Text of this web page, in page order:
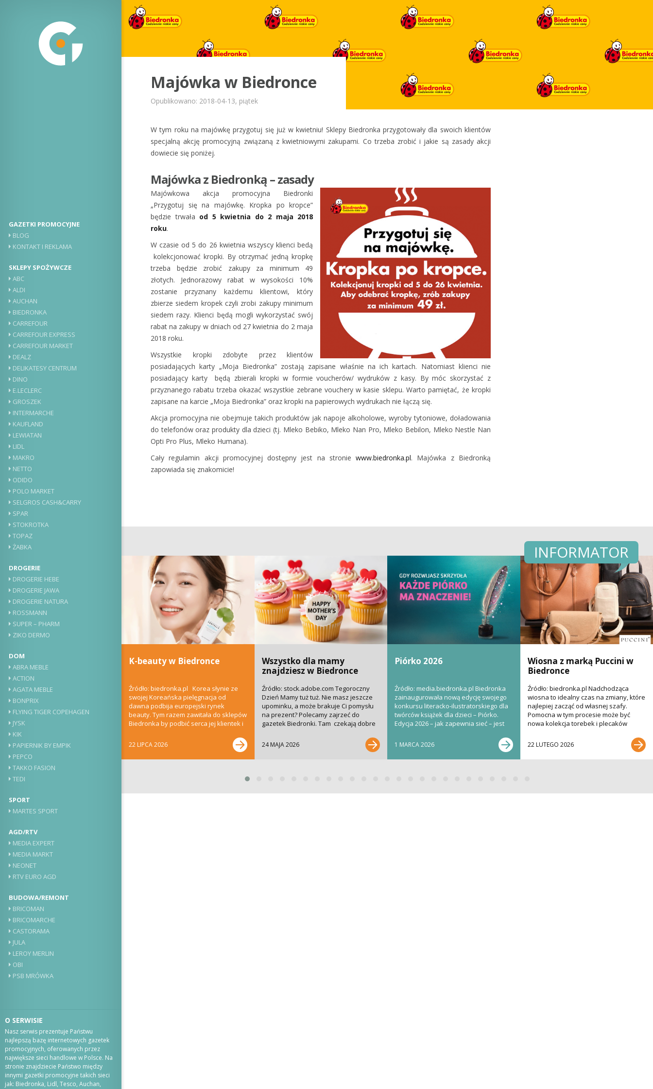
GAZETKI PROMOCYJNE
BLOG
KONTAKT I REKLAMA
SKLEPY SPOŻYWCZE
ABC
ALDI
AUCHAN
BIEDRONKA
CARREFOUR
CARREFOUR EXPRESS
CARREFOUR MARKET
DEALZ
DELIKATESY CENTRUM
DINO
E.LECLERC
GROSZEK
INTERMARCHE
KAUFLAND
LEWIATAN
LIDL
MAKRO
NETTO
ODIDO
POLO MARKET
SELGROS CASH&CARRY
SPAR
STOKROTKA
TOPAZ
ŻABKA
DROGERIE
DROGERIE HEBE
DROGERIE JAWA
DROGERIE NATURA
ROSSMANN
SUPER – PHARM
ZIKO DERMO
DOM
ABRA MEBLE
ACTION
AGATA MEBLE
BONPRIX
FLYING TIGER COPEHAGEN
JYSK
KIK
PAPIERNIK BY EMPIK
PEPCO
TAKKO FASION
TEDI
SPORT
MARTES SPORT
AGD/RTV
MEDIA EXPERT
MEDIA MARKT
NEONET
RTV EURO AGD
BUDOWA/REMONT
BRICOMAN
BRICOMARCHE
CASTORAMA
JULA
LEROY MERLIN
OBI
PSB MRÓWKA
O SERWISIE
Nasz serwis prezentuje Państwu
najlepszą bazę internetowych gazetek
promocyjnych, oferowanych przez
największe sieci handlowe w Polsce. Na
stronie znajdziecie Państwo między
innymi gazetki promocyjne takich sieci
jak: Biedronka, Lidl, Tesco, Auchan,
Majówka w Biedronce
Opublikowano: 2018-04-13, piątek
W tym roku na majówkę przygotuj się już w kwietniu! Sklepy Biedronka przygotowały dla swoich klientów
specjalną akcję promocyjną związaną z kwietniowymi zakupami. Co trzeba zrobić i jakie są zasady akcji
dowiecie się poniżej.
Majówka z Biedronką – zasady
Majówkowa akcja promocyjna Biedronki
„Przygotuj się na majówkę. Kropka po kropce”
będzie trwała od 5 kwietnia do 2 maja 2018
roku.
W czasie od 5 do 26 kwietnia wszyscy klienci bedą
kolekcjonować kropki. By otrzymać jedną kropkę
trzeba będzie zrobić zakupy za minimum 49
złotych. Jednorazowy rabat w wysokości 10%
zostanie przyznany każdemu klientowi, który
zbierze siedem kropek czyli zrobi zakupy minimum
siedem razy. Klienci będą mogli wykorzystać swój
rabat na zakupy w dniach od 27 kwietnia do 2 maja
2018 roku.
Wszystkie kropki zdobyte przez klientów
posiadających karty „Moja Biedronka” zostają zapisane właśnie na ich kartach. Natomiast klienci nie
posiadający karty będą zbierali kropki w formie voucherów/ wydruków z kasy. By móc skorzystać z
przyznanego rabatu trzeba okazać wszystkie zebrane vouchery w kasie sklepu. Warto pamiętać, że kropki
zapisane na karcie „Moja Biedronka” oraz kropki na papierowych wydrukach nie łączą się.
Akcja promocyjna nie obejmuje takich produktów jak napoje alkoholowe, wyroby tytoniowe, doładowania
do telefonów oraz produkty dla dzieci (tj. Mleko Bebiko, Mleko Nan Pro, Mleko Bebilon, Mleko Nestle Nan
Opti Pro Plus, Mleko Humana).
Cały regulamin akcji promocyjnej dostępny jest na stroniewww.biedronka.pl. Majówka z Biedronką
zapowiada się znakomicie!
INFORMATOR
K-beauty w Biedronce
Źródło: biedronka.pl Korea słynie ze
swojej Koreańska pielęgnacja od
dawna podbija europejski rynek
beauty. Tym razem zawitała do sklepów
Biedronka by podbić serca jej klientek i
22 LIPCA 2026
Wszystko dla mamy
znajdziesz w Biedronce
Źródło: stock.adobe.com Tegoroczny
Dzień Mamy tuż tuż. Nie masz jeszcze
upominku, a może brakuje Ci pomysłu
na prezent? Polecamy zajrzeć do
gazetek Biedronki. Tam czekają dobre
24 MAJA 2026
Piórko 2026
Źródło: media.biedronka.pl Biedronka
zainaugurowała nową edycję swojego
konkursu literacko-ilustratorskiego dla
twórców książek dla dzieci – Piórko.
Edycja 2026 – jak zapewnia sieć – jest
1 MARCA 2026
Wiosna z marką Puccini w
Biedronce
Źródło: biedronka.pl Nadchodząca
wiosna to idealny czas na zmiany, które
najlepiej zacząć od własnej szafy.
Pomocna w tym procesie może być
nowa kolekcja torebek i plecaków
22 LUTEGO 2026